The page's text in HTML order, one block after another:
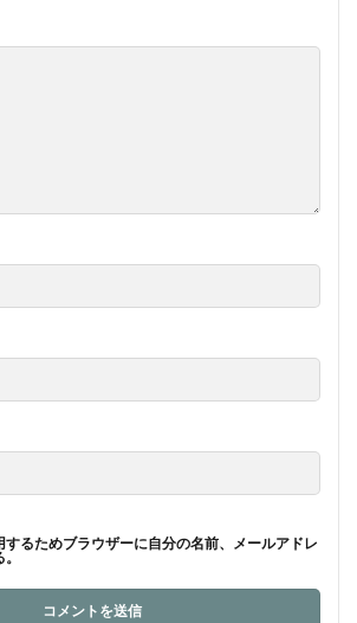
るためブラウザーに自分の名前、メールアドレ